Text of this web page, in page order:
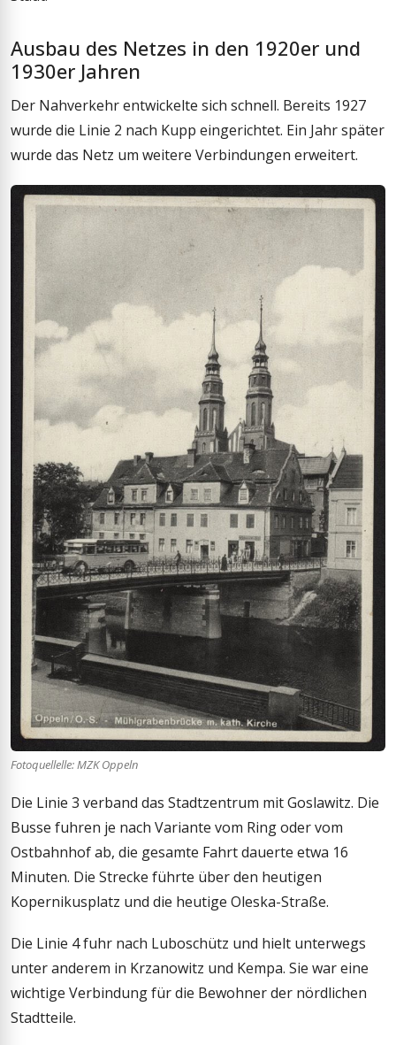
Ausbau des Netzes in den 1920er und
1930er Jahren
Der Nahverkehr entwickelte sich schnell. Bereits 1927
wurde die Linie 2 nach Kupp eingerichtet. Ein Jahr später
wurde das Netz um weitere Verbindungen erweitert.
Fotoquellelle: MZK Oppeln
Die Linie 3 verband das Stadtzentrum mit Goslawitz. Die
Busse fuhren je nach Variante vom Ring oder vom
Ostbahnhof ab, die gesamte Fahrt dauerte etwa 16
Minuten. Die Strecke führte über den heutigen
Kopernikusplatz und die heutige Oleska-Straße.
Die Linie 4 fuhr nach Luboschütz und hielt unterwegs
unter anderem in Krzanowitz und Kempa. Sie war eine
wichtige Verbindung für die Bewohner der nördlichen
Stadtteile.